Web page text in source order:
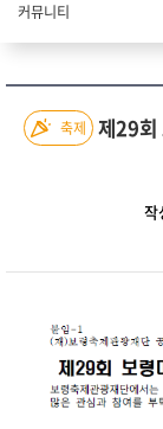
커뮤니티
축제
제29회
작